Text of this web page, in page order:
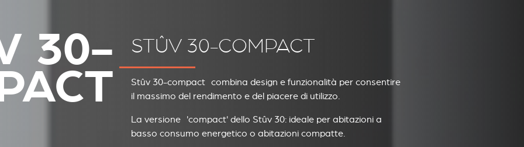
30- STÛV 30-COMPACT
Stûv 30-compact combina design e funzionalità per consentire
il massimo del rendimento e del piacere di utilizzo.
La versione 'compact' dello Stûv 30: ideale per abitazioni a
basso consumo energetico o abitazioni compatte.